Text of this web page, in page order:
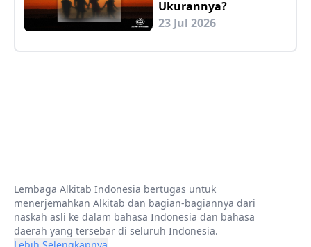
Ukurannya?
23 Jul 2026
Lembaga Alkitab Indonesia bertugas untuk
menerjemahkan Alkitab dan bagian-bagiannya dari
naskah asli ke dalam bahasa Indonesia dan bahasa
daerah yang tersebar di seluruh Indonesia.